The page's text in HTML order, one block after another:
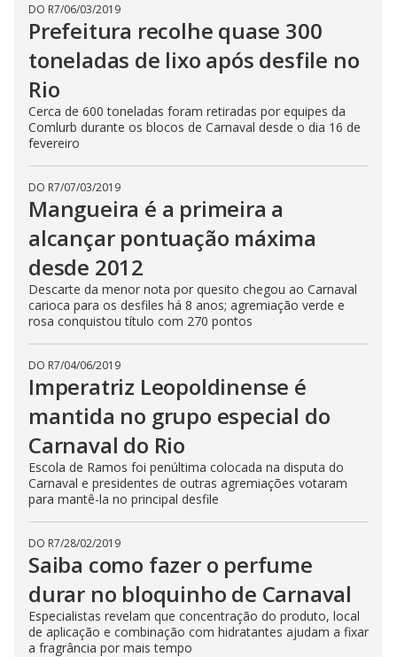
DO R7/06/03/2019
Prefeitura recolhe quase 300
toneladas de lixo após desfile no
Rio
Cerca de 600 toneladas foram retiradas por equipes da
Comlurb durante os blocos de Carnaval desde o dia 16 de
fevereiro
DO R7/07/03/2019
Mangueira é a primeira a
alcançar pontuação máxima
desde 2012
Descarte da menor nota por quesito chegou ao Carnaval
carioca para os desfiles há 8 anos; agremiação verde e
rosa conquistou título com 270 pontos
DO R7/04/06/2019
Imperatriz Leopoldinense é
mantida no grupo especial do
Carnaval do Rio
Escola de Ramos foi penúltima colocada na disputa do
Carnaval e presidentes de outras agremiações votaram
para mantê-la no principal desfile
DO R7/28/02/2019
Saiba como fazer o perfume
durar no bloquinho de Carnaval
Especialistas revelam que concentração do produto, local
de aplicação e combinação com hidratantes ajudam a fixar
a fragrância por mais tempo